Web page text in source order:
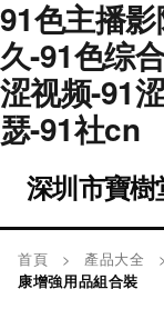
91色主播
久-91色综
涩视频-91
瑟-91社cn
深圳市寶
首頁 > 產品大全 >
康增強用品組合裝